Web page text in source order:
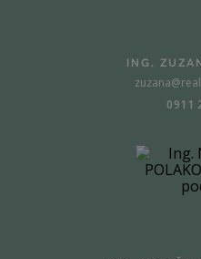
ING.
0911